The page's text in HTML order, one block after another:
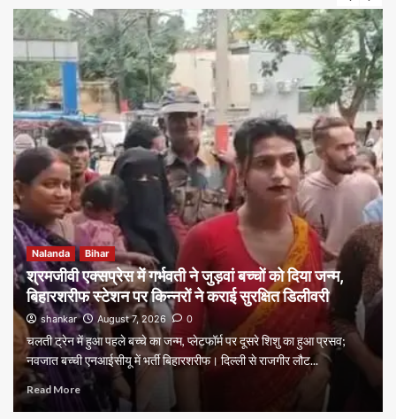
Nalanda Bihar
श्रमजीवी एक्सप्रेस में गर्भवती ने जुड़वां बच्चों को दिया जन्म,
बिहारशरीफ स्टेशन पर किन्नरों ने कराई सुरक्षित डिलीवरी
shankar August 7, 2026 0
चलती ट्रेन में हुआ पहले बच्चे का जन्म, प्लेटफॉर्म पर दूसरे शिशु का हुआ प्रसव;
नवजात बच्ची एनआईसीयू में भर्ती बिहारशरीफ। दिल्ली से राजगीर लौट...
Read More